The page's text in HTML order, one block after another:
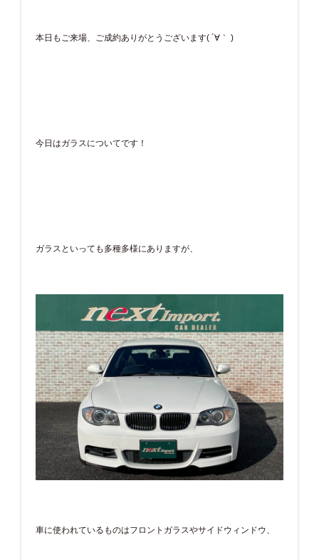
本日もご来場、ご成約ありがとうございます( ´∀｀ )
今日はガラスについてです！
ガラスといっても多種多様にありますが、
車に使われているものはフロントガラスやサイドウィンドウ、